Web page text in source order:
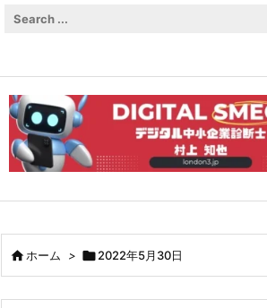
ホーム > 2022年5月30日